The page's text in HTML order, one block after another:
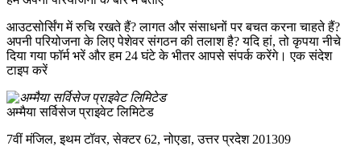
आउटसोर्सिंग में रुचि रखते हैं? लागत और संसाधनों पर बचत करना चाहते हैं?
अपनी परियोजना के लिए पेशेवर संगठन की तलाश है? यदि हां, तो कृपया नीचे
दिया गया फॉर्म भरें और हम 24 घंटे के भीतर आपसे संपर्क करेंगे। एक संदेश
टाइप करें
अम्मैया सर्विसेज प्राइवेट लिमिटेड
7वीं मंजिल, इथम टॉवर, सेक्टर 62, नोएडा, उत्तर प्रदेश 201309